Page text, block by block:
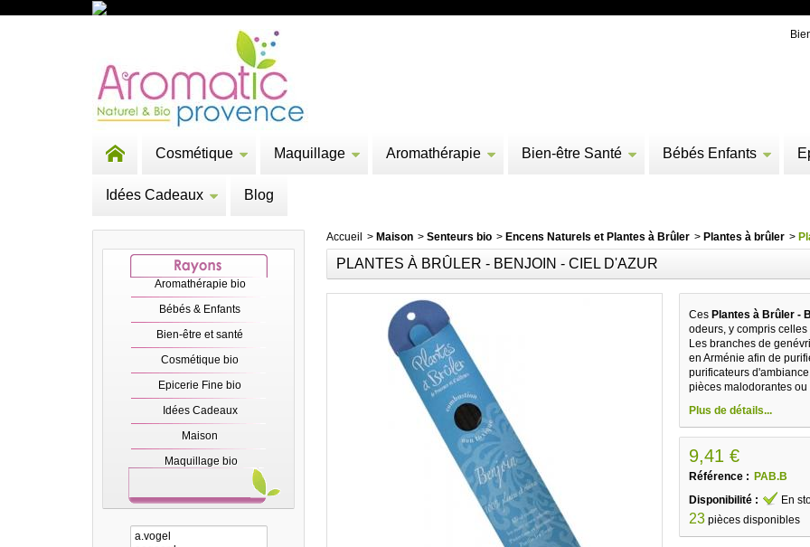
Cosmétique Maquillage Aromathérapie Bien-être Santé Bébés Enfants
Idées Cadeaux Blog
Aromathérapie bio
Bébés & Enfants
Bien-être et santé
Cosmétique bio
Epicerie Fine bio
Idées Cadeaux
Maison
Maquillage bio
Accueil > Maison > Senteurs bio > Encens Naturels et Plantes à Brûler > Plantes à brûler >
PLANTES À BRÛLER - BENJOIN - CIEL D'AZUR
CesPlantes à Brûler -
odeurs, y compris celles
Les branches de
en Arménie afin de
purificateurs
pièces malodorantes
Plus de détails...
9,41 €
Référence : PAB.B
Disponibilité :
En
23 pièces disponibles